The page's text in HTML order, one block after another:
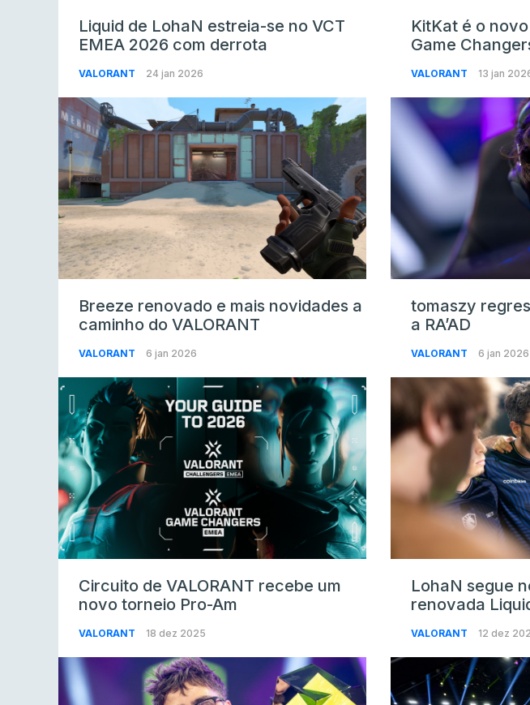
Liquid de LohaN estreia-se no VCT
EMEA 2026 com derrota
VALORANT 24 jan 2026
KitKat é o
Game
VALORANT 13 jan
Breeze renovado e mais novidades a
caminho do VALORANT
VALORANT 6 jan 2026
tomaszy
a RA’AD
VALORANT 6 jan 2026
Circuito de VALORANT recebe um
novo torneio Pro-Am
VALORANT 18 dez 2025
LohaN segue
renovada
VALORANT 12 dez